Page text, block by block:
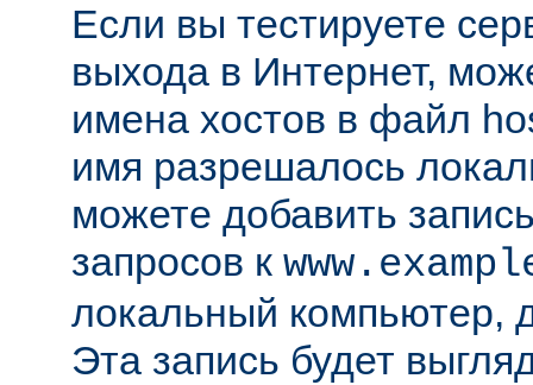
Если вы тестируете
выхода в Интернет,
имена хостов в файл
имя разрешалось
можете добавить
запросов к
локальный компьютер,
Эта запись будет